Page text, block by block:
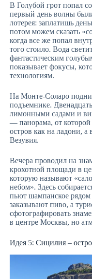
В Голубой грот попал
первый день волны
лотерея: заплатишь
потом можем сказать
когда все же попал
того стоило. Вода
фантастическим
показывает фокусы,
технологиям.
На Монте-Соларо
подъемнике.
лимонными садами и
— панорама, от которой
остров как на ладони, а
Везувия.
Вечера проводил на
крохотной площади в
которую называют
небом». Здесь
пьют шампанское
заказывают пиво, а
сфотографировать
в центре Москвы, но
Идея 5: Сицилия –